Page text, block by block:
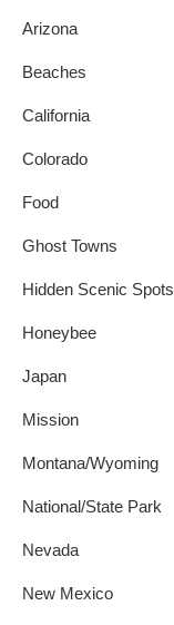
Arizona
Beaches
California
Colorado
Food
Ghost Towns
Hidden Scenic Spots
Honeybee
Japan
Mission
Montana/Wyoming
National/State Park
Nevada
New Mexico